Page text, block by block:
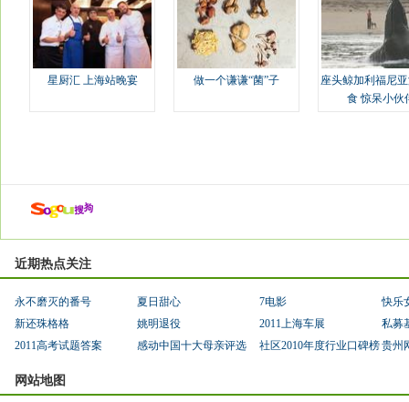
星厨汇 上海站晚宴 做一个谦谦“菌”子
座头鲸加利福尼
食 惊呆小伙
近期热点关注
永不磨灭的番号 夏日甜心 7电影
快乐
新还珠格格
姚明退役 2011上海车展
私募
2011高考试题答案
感动中国十大母亲评选 社区2010年度行业口碑榜贵州
网站地图